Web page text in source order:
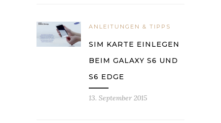
ANLEITUNGEN & TIPPS
SIM KARTE EINLEGEN
BEIM GALAXY S6 UND
S6 EDGE
13. September 2015